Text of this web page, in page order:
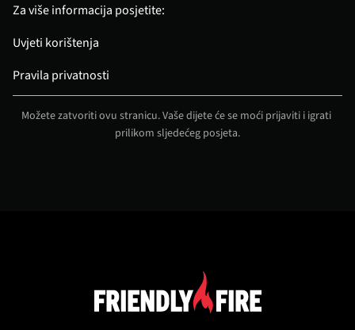
Za više informacija posjetite:
Uvjeti korištenja
Pravila privatnosti
Možete zatvoriti ovu stranicu. Vaše dijete će se moći prijaviti i igrati
prilikom sljedećeg posjeta.